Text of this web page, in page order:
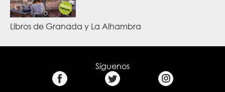
Libros de Granada y La Alhambra
Síguenos